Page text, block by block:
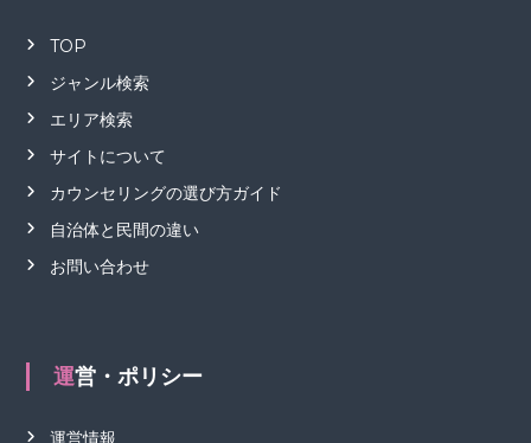
TOP
ジャンル検索
エリア検索
サイトについて
カウンセリングの選び方ガイド
自治体と民間の違い
お問い合わせ
運営・ポリシー
運営情報